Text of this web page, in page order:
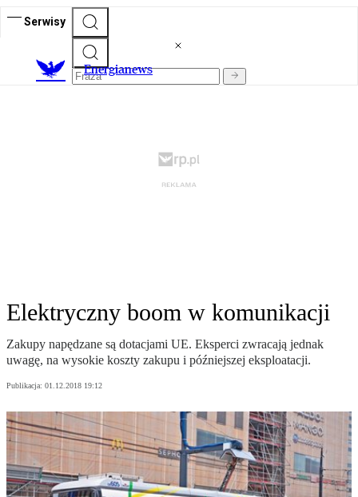
Serwisy
Energianews
Elektryczny boom w komunikacji
Zakupy napędzane są dotacjami UE. Eksperci zwracają jednak
uwagę, na wysokie koszty zakupu i późniejszej eksploatacji.
Publikacja: 01.12.2018 19:12